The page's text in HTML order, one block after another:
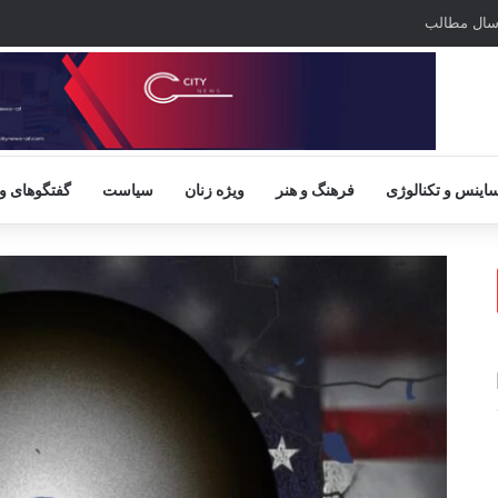
مطالب
و تکنالوژی فرهنگ و هنر ویژه زنان سیاست گفتگوهای